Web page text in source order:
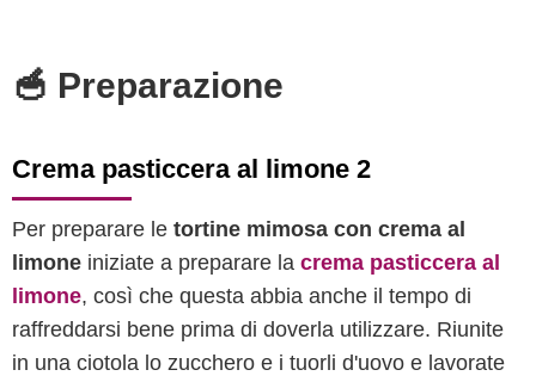
🥣 Preparazione
Crema pasticcera al limone 2
Per preparare le tortine mimosa con crema al
limone iniziate a preparare la crema pasticcera al
limone, così che questa abbia anche il tempo di
raffreddarsi bene prima di doverla utilizzare. Riunite
in una ciotola lo zucchero e i tuorli d'uovo e lavorate